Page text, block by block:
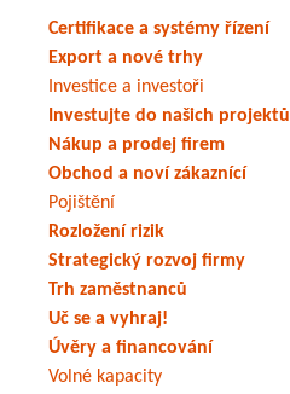
Certifikace a systémy řízení
Export a nové trhy
Investice a investoři
Investujte do našich projektů
Nákup a prodej firem
Obchod a noví zákaznící
Pojištění
Rozložení rizik
Strategický rozvoj firmy
Trh zaměstnanců
Uč se a vyhraj!
Úvěry a financování
Volné kapacity